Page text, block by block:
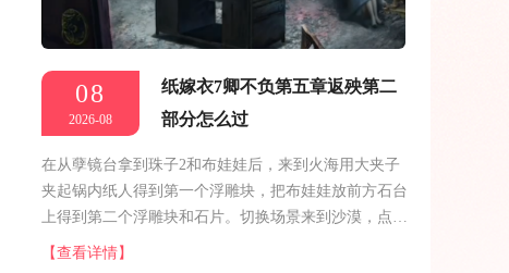
08
2026-08
纸嫁衣7卿不负第五章返殃第二
部分怎么过
在从孽镜台拿到珠子2和布娃娃后，来到火海用大夹子
夹起锅内纸人得到第一个浮雕块，把布娃娃放前方石台
上得到第二个浮雕块和石片。切换场景来到沙漠，点击
左侧的石壁，把石片放上去完成记忆小游戏，进入到洞
【查看详情】